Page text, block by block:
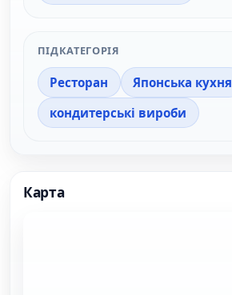
ПІДКАТЕГОРІЯ
Ресторан
Японська кухня
кондитерські вироби
Карта